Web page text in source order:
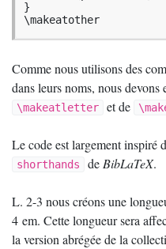
}
\makeatother
Comme nous utilisons des
dans leurs noms, nous devons
\makeatletter et de
Le code est largement inspiré
shorthands de BibLaTeX.
L. 2-3 nous créons une
4 em. Cette longueur sera
la version abrégée de la